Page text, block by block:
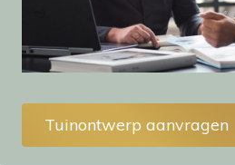
Tuinontwerp aanvragen